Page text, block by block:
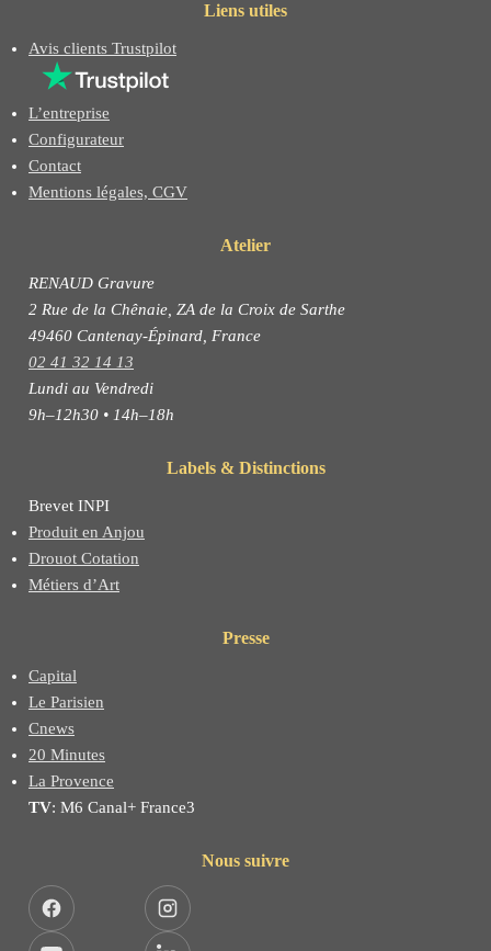
Liens utiles
Avis clients Trustpilot
L’entreprise
Configurateur
Contact
Mentions légales, CGV
Atelier
RENAUD Gravure
2 Rue de la Chênaie, ZA de la Croix de Sarthe
49460 Cantenay-Épinard, France
02 41 32 14 13
Lundi au Vendredi
9h–12h30 • 14h–18h
Labels & Distinctions
Brevet INPI
Produit en Anjou
Drouot Cotation
Métiers d’Art
Presse
Capital
Le Parisien
Cnews
20 Minutes
La Provence
TV: M6 Canal+ France3
Nous suivre
Facebook Instagram